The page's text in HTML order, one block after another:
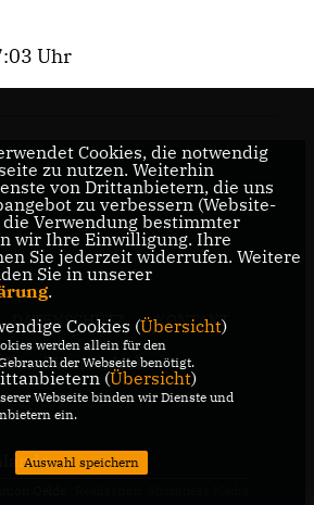
Uhr
DATENSCHUTZ KONTAKT
Warendorf-
Cookies, die notwendig
zu nutzen. Weiterhin
von Drittanbietern, die uns
zu verbessern (Website-
Verwendung bestimmter
wir Ihre Einwilligung. Ihre
Sie jederzeit widerrufen. Weitere
Sie in unserer
.
Cookies (Übersicht)
werden allein für den
der Webseite benötigt.
(Übersicht)
Webseite binden wir Dienste und
ein.
Auswahl speichern